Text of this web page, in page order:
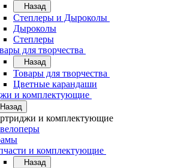
Назад
Степлеры и Дыроколы
Дыроколы
Степлеры
для творчества
Назад
Товары для творчества
Цветные карандаши
и комплектующие
Назад
и комплектующие
и комплектующие
Назад